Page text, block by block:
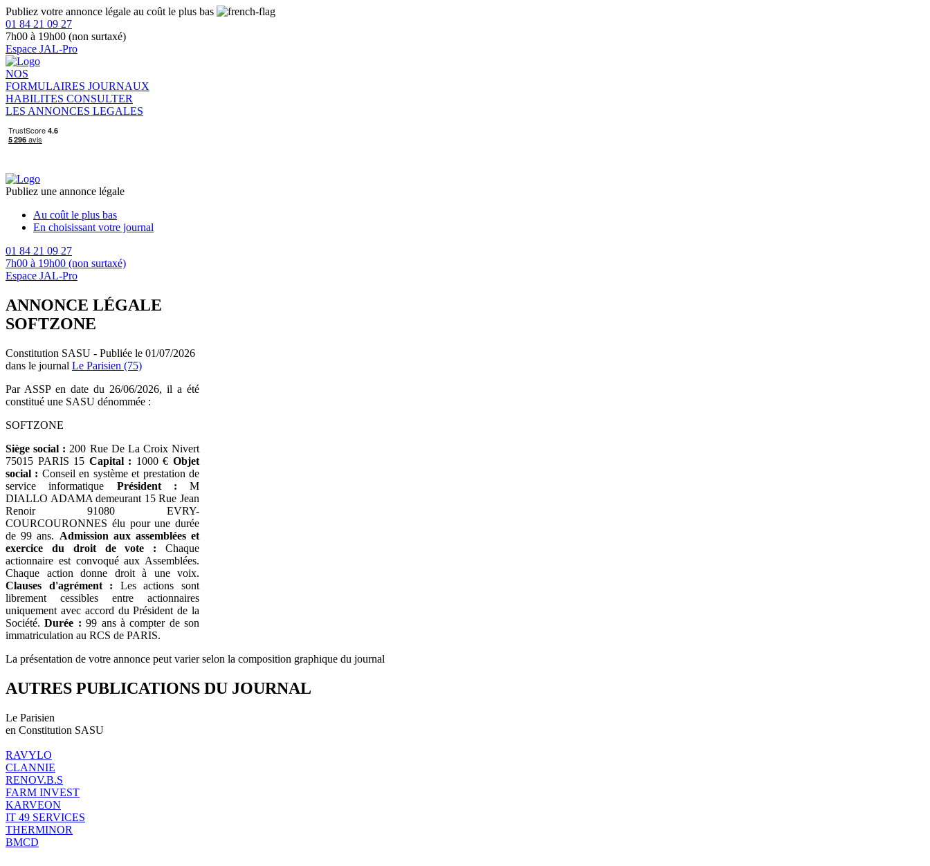
Publiez votre annonce légale au coût le plus bas
01 84 21 09 27
7h00 à 19h00 (non surtaxé)
Espace JAL-Pro
NOS
FORMULAIRES JOURNAUX
HABILITES CONSULTER
LES ANNONCES LEGALES
Publiez une annonce légale
Au coût le plus bas
En choisissant votre journal
01 84 21 09 27
7h00 à 19h00 (non surtaxé)
Espace JAL-Pro
ANNONCE LÉGALE
SOFTZONE
Constitution SASU - Publiée le 01/07/2026
dans le journal Le Parisien (75)
Par ASSP en date du 26/06/2026, il a été
constitué une SASU dénommée :
SOFTZONE
Siège social : 200 Rue De La Croix Nivert
75015 PARIS 15 Capital : 1000 €Objet
social : Conseil en système et prestation de
service informatique Président : M
DIALLO ADAMA demeurant 15 Rue Jean
Renoir 91080 EVRY-
COURCOURONNES élu pour une durée
de 99 ans. Admission aux assemblées et
exercice du droit de vote : Chaque
actionnaire est convoqué aux Assemblées.
Chaque action donne droit à une voix.
Clauses d'agrément : Les actions sont
librement cessibles entre actionnaires
uniquement avec accord du Président de la
Société.Durée : 99 ans à compter de son
immatriculation au RCS de PARIS.
La présentation de votre annonce peut varier selon la composition graphique du journal
AUTRES PUBLICATIONS DU JOURNAL
Le Parisien
en Constitution SASU
RAVYLO
CLANNIE
RENOV.B.S
FARM INVEST
KARVEON
IT 49 SERVICES
THERMINOR
BMCD